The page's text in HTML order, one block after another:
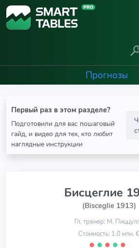
Прогнозы
Первый раз в этом разделе?
Подготовили для вас пошаговый
гайд, и видео для тех, кто любит
наглядные инструкции
Бисцеглие
(Bisceglie 1913)
Гл. тренер: М.
Стоимость: 1.0 млн. €
⬤ ⬤ ⬤ ⬤ ⬤